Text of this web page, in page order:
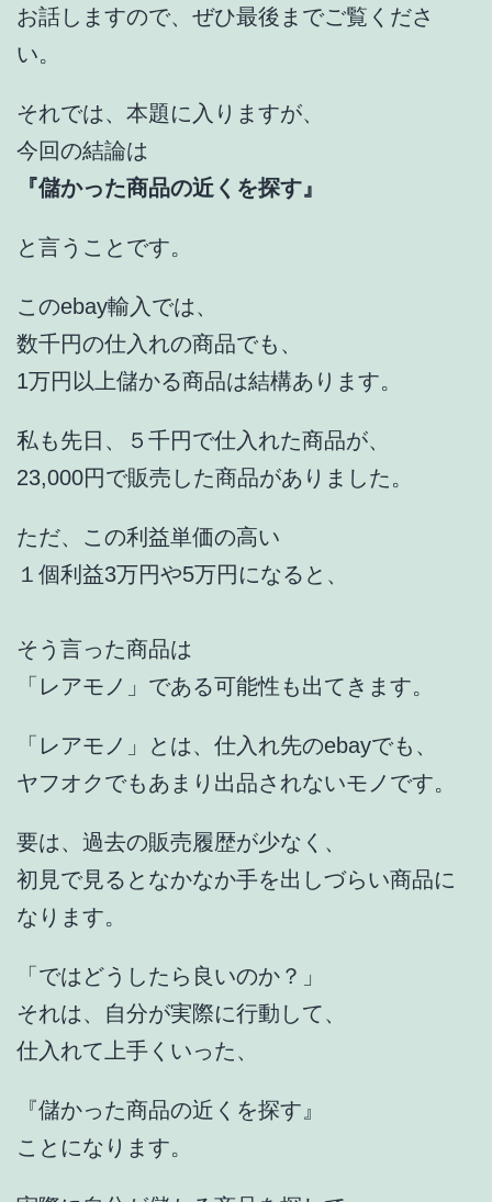
お話しますので、ぜひ最後までご覧くださ
い。
それでは、本題に入りますが、
今回の結論は
『儲かった商品の近くを探す』
と言うことです。
このebay輸入では、
数千円の仕入れの商品でも、
1万円以上儲かる商品は結構あります。
私も先日、５千円で仕入れた商品が、
23,000円で販売した商品がありました。
ただ、この利益単価の高い
１個利益3万円や5万円になると、
そう言った商品は
「レアモノ」である可能性も出てきます。
「レアモノ」とは、仕入れ先のebayでも、
ヤフオクでもあまり出品されないモノです。
要は、過去の販売履歴が少なく、
初見で見るとなかなか手を出しづらい商品に
なります。
「ではどうしたら良いのか？」
それは、自分が実際に行動して、
仕入れて上手くいった、
『儲かった商品の近くを探す』
ことになります。